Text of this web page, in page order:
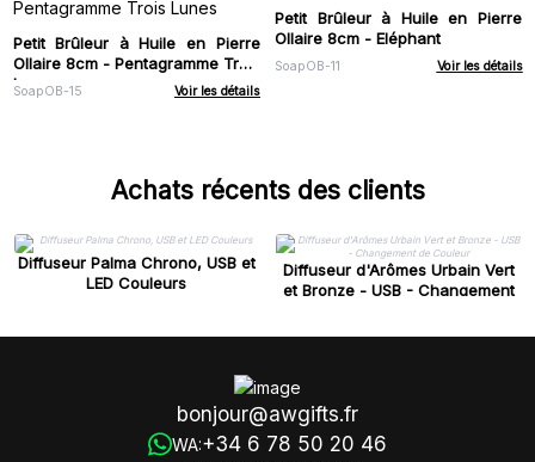
Petit Brûleur à Huile en Pierre
Ollaire 8cm - Pentagramme Trois
Lunes
SoapOB-15 Voir les détails
Petit Brûleur à Huile en Pierre
Ollaire 8cm - Eléphant
SoapOB-11 Voir les détails
Achats récents des clients
Diffuseur Palma Chrono, USB et
LED Couleurs
Diffuseur d'Arômes Urbain Vert
et Bronze - USB - Changement
bonjour@awgifts.fr
WA:+34 6 78 50 20 46